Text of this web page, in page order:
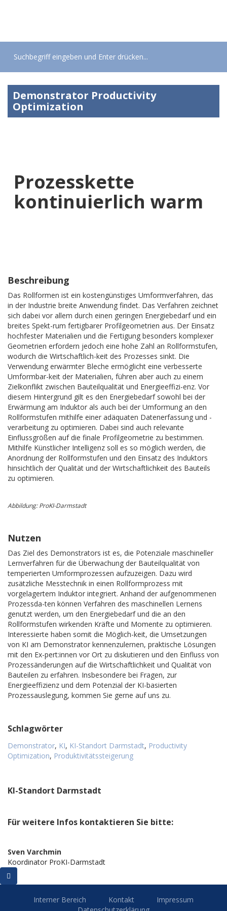
Demonstrator Productivity
Optimization
Prozesskette
kontinuierlich warm
Beschreibung
Das Rollformen ist ein kostengünstiges Umformverfahren, das
in der Industrie breite Anwendung findet. Das Verfahren zeichnet
sich dabei vor allem durch einen geringen Energiebedarf und ein
breites Spekt-rum fertigbarer Profilgeometrien aus. Der Einsatz
hochfester Materialien und die Fertigung besonders komplexer
Geometrien erfordern jedoch eine hohe Zahl an Rollformstufen,
wodurch die Wirtschaftlich-keit des Prozesses sinkt. Die
Verwendung erwärmter Bleche ermöglicht eine verbesserte
Umformbar-keit der Materialien, führen aber auch zu einem
Zielkonflikt zwischen Bauteilqualität und Energieeffizi-enz. Vor
diesem Hintergrund gilt es den Energiebedarf sowohl bei der
Erwärmung am Induktor als auch bei der Umformung an den
Rollformstufen mithilfe einer adäquaten Datenerfassung und -
verarbeitung zu optimieren. Dabei sind auch relevante
Einflussgrößen auf die finale Profilgeometrie zu bestimmen.
Mithilfe Künstlicher Intelligenz soll es so möglich werden, die
Anordnung der Rollformstufen und den Einsatz des Induktors
hinsichtlich der Qualität und der Wirtschaftlichkeit des Bauteils
zu optimieren.
Abbildung: ProKI-Darmstadt
Nutzen
Das Ziel des Demonstrators ist es, die Potenziale maschineller
Lernverfahren für die Überwachung der Bauteilqualität von
temperierten Umformprozessen aufzuzeigen. Dazu wird
zusätzliche Messtechnik in einen Rollformprozess mit
vorgelagertem Induktor integriert. Anhand der aufgenommenen
Prozessda-ten können Verfahren des maschinellen Lernens
genutzt werden, um den Energiebedarf und die an den
Rollformstufen wirkenden Kräfte und Momente zu optimieren.
Interessierte haben somit die Möglich-keit, die Umsetzungen
von KI am Demonstrator kennenzulernen, praktische Lösungen
mit den Ex-pert:innen vor Ort zu diskutieren und den Einfluss von
Prozessänderungen auf die Wirtschaftlichkeit und Qualität von
Bauteilen zu erfahren. Insbesondere bei Fragen, zur
Energieeffizienz und dem Potenzial der KI-basierten
Prozessauslegung, kommen Sie gerne auf uns zu.
Schlagwörter
Demonstrator, KI, KI-Standort Darmstadt, Productivity
Optimization, Produktivitätssteigerung
KI-Standort Darmstadt
Für weitere Infos kontaktieren Sie bitte:
Sven Varchmin
Koordinator ProKI-Darmstadt
Interner Bereich Kontakt
Impressum